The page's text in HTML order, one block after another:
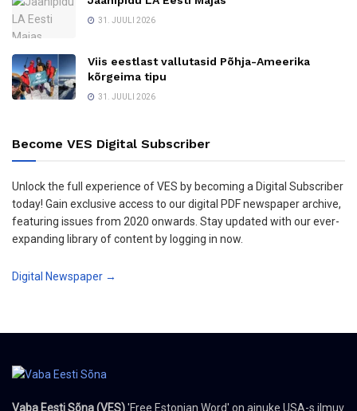
31. JUULI 2026
Viis eestlast vallutasid Põhja-Ameerika
kõrgeima tipu
31. JUULI 2026
Become VES Digital Subscriber
Unlock the full experience of VES by becoming a Digital Subscriber
today! Gain exclusive access to our digital PDF newspaper archive,
featuring issues from 2020 onwards. Stay updated with our ever-
expanding library of content by logging in now.
Digital Newspaper →
Vaba Eesti Sõna (VES)'Free Estonian Word' on ainuke USA-s ilmuv